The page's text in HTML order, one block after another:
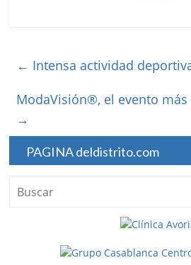
← Intensa actividad
ModaVisión®, el evento
→
PAGINA deldistrito.com